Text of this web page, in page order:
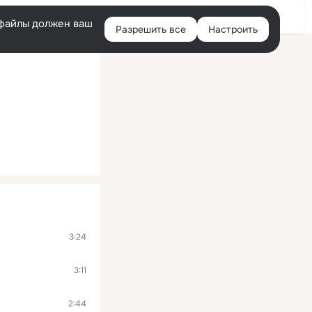
Войти
должен ваш Разрешить все Настроить
3:24
3:11
2:44